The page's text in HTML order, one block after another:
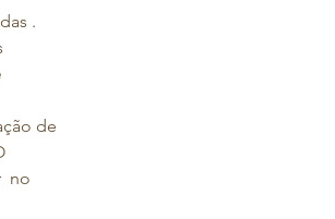
.
de
no